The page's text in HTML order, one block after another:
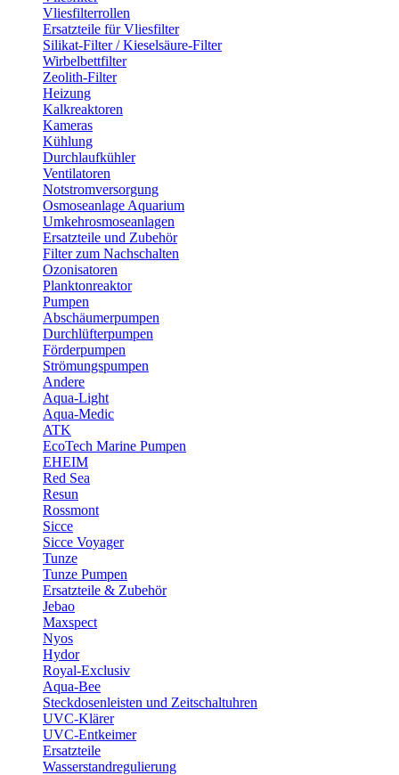
Vliesfilterrollen
Ersatzteile für Vliesfilter
Silikat-Filter / Kieselsäure-Filter
Wirbelbettfilter
Zeolith-Filter
Heizung
Kalkreaktoren
Kameras
Kühlung
Durchlaufkühler
Ventilatoren
Notstromversorgung
Osmoseanlage Aquarium
Umkehrosmoseanlagen
Ersatzteile und Zubehör
Filter zum Nachschalten
Ozonisatoren
Planktonreaktor
Pumpen
Abschäumerpumpen
Durchlüfterpumpen
Förderpumpen
Strömungspumpen
Andere
Aqua-Light
Aqua-Medic
ATK
EcoTech Marine Pumpen
EHEIM
Red Sea
Resun
Rossmont
Sicce
Sicce Voyager
Tunze
Tunze Pumpen
Ersatzteile & Zubehör
Jebao
Maxspect
Nyos
Hydor
Royal-Exclusiv
Aqua-Bee
Steckdosenleisten und Zeitschaltuhren
UVC-Klärer
UVC-Entkeimer
Ersatzteile
Wasserstandregulierung